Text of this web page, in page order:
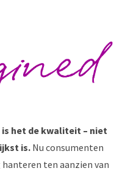
het de kwaliteit – niet
is. Nu consumenten
ten aanzien van